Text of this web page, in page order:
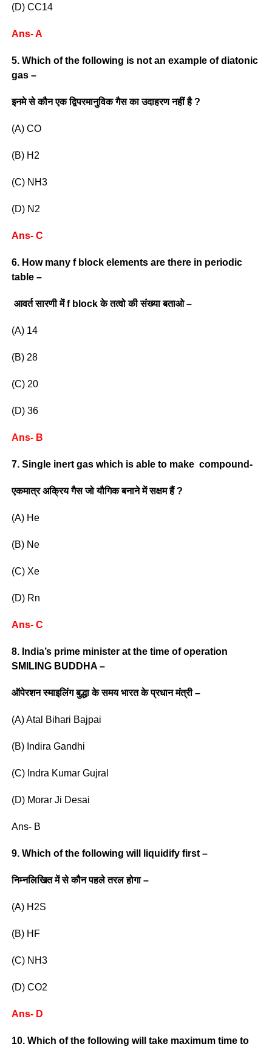
(D) CC14
Ans- A
5. Which of the following is not an example of diatonic
gas –
इनमे से कौन एक द्विपरमानुविक गैस का उदाहरण नहीं है ?
(A) CO
(B) H2
(C) NH3
(D) N2
Ans- C
6. How many f block elements are there in periodic
table –
आवर्त सारणी में f block के तत्वो की संख्या बताओ –
(A) 14
(B) 28
(C) 20
(D) 36
Ans- B
7. Single inert gas which is able to make compound-
एकमात्र अक्रिय गैस जो यौगिक बनाने में सक्षम हैं ?
(A) He
(B) Ne
(C) Xe
(D) Rn
Ans- C
8. India’s prime minister at the time of operation
SMILING BUDDHA –
ऑपेरशन स्माइलिंग बुद्धा के समय भारत के प्रधान मंत्री –
(A) Atal Bihari Bajpai
(B) Indira Gandhi
(C) Indra Kumar Gujral
(D) Morar Ji Desai
Ans- B
9. Which of the following will liquidify first –
निम्नलिखित में से कौन पहले तरल होगा –
(A) H2S
(B) HF
(C) NH3
(D) CO2
Ans- D
10. Which of the following will take maximum time to